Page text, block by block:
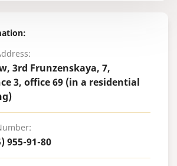
3rd Frunzenskaya, 7,
3, office 69 (in a residential
955-91-80